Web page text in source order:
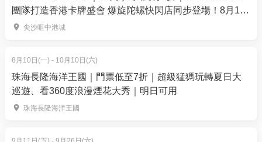
價錢: $135 | 原價: $149 | 9折
GODIVA松露巧克力禮盒8顆裝 (特別版) 採用高貴的金
6. GODIVA 巧克力豆 43克
價錢: $59
以下5款口味任款︰
黑巧克力豆
團隊打造香港卡牌盛會 爆旋陀螺快閃店同步登場！8月15-
16日登陸尖沙咀中港城
尖沙咀中港城
8月10日(一) - 10月10日(六)
珠海長隆海洋王國｜門票低至7折｜超級猛獁玩轉夏日大
巡遊、看360度浪漫煙花大秀｜明日可用
珠海長隆海洋王國